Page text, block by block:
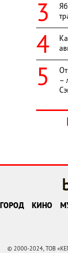
–
ГОРОД КИНО
© 2000-2024, ТОВ